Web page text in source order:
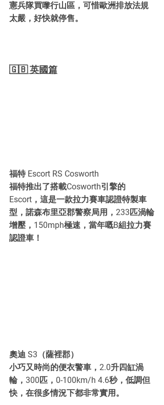
憲兵隊買嚟行山區，可惜歐洲排放法規
太嚴，好快就停售。
🇬🇧 英國篇
福特 Escort RS Cosworth
福特推出了搭載Cosworth引擎的
Escort，這是一款拉力賽車認證特製車
型，諾森布里亞郡警察局用，233匹渦輪
增壓，150mph極速，當年嘅B組拉力賽
認證車！
奧迪 S3（薩裡郡）
小巧又時尚的便衣警車，2.0升四缸渦
輪，300匹，0-100km/h 4.6秒，低調但
快，在很多情況下都非常實用。